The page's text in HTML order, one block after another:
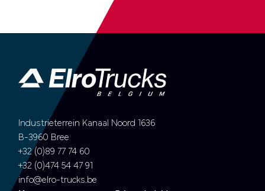
Industrieterrein Kanaal Noord 1636
B-3960 Bree
+32 (0)89 77 74 60
+32 (0)474 54 47 91
info@elro-trucks.be